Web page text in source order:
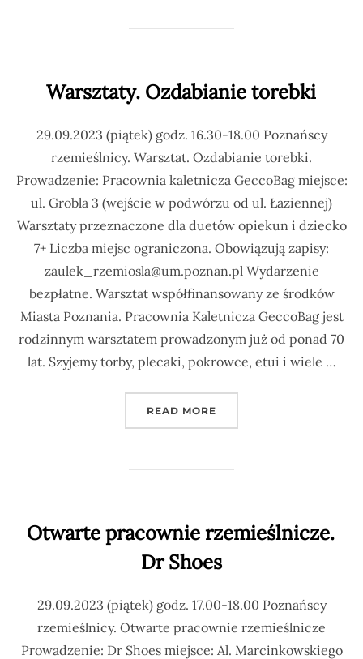
Warsztaty. Ozdabianie torebki
29.09.2023 (piątek) godz. 16.30-18.00 Poznańscy
rzemieślnicy. Warsztat. Ozdabianie torebki.
Prowadzenie: Pracownia kaletnicza GeccoBag miejsce:
ul. Grobla 3 (wejście w podwórzu od ul. Łaziennej)
Warsztaty przeznaczone dla duetów opiekun i dziecko
7+ Liczba miejsc ograniczona. Obowiązują zapisy:
zaulek_rzemiosla@um.poznan.pl Wydarzenie
bezpłatne. Warsztat współfinansowany ze środków
Miasta Poznania. Pracownia Kaletnicza GeccoBag jest
rodzinnym warsztatem prowadzonym już od ponad 70
lat. Szyjemy torby, plecaki, pokrowce, etui i wiele …
READ MORE
Otwarte pracownie rzemieślnicze.
Dr Shoes
29.09.2023 (piątek) godz. 17.00-18.00 Poznańscy
rzemieślnicy. Otwarte pracownie rzemieślnicze
Prowadzenie: Dr Shoes miejsce: Al. Marcinkowskiego